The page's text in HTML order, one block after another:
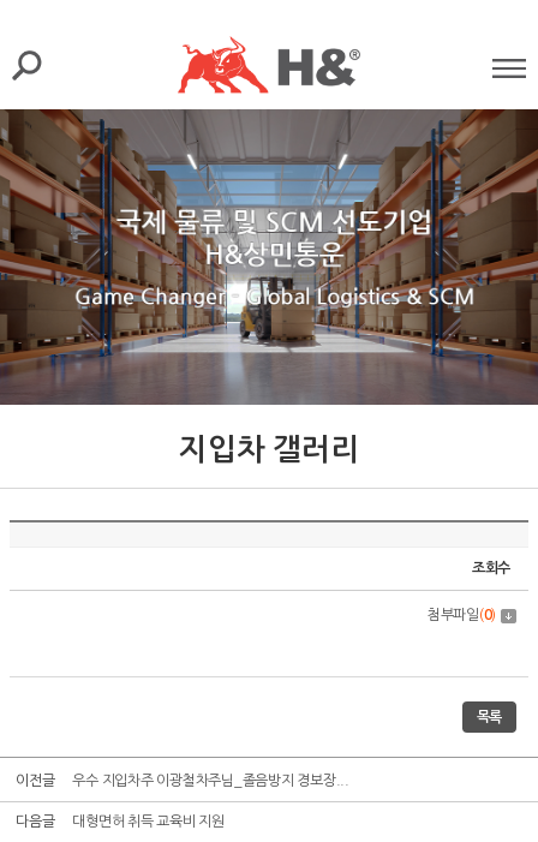
지입차 갤러리
조회수
첨부파일(0)
목록
이전글 우수 지입차주 이광철차주님_졸음방지 경보장...
다음글 대형면허 취득 교육비 지원